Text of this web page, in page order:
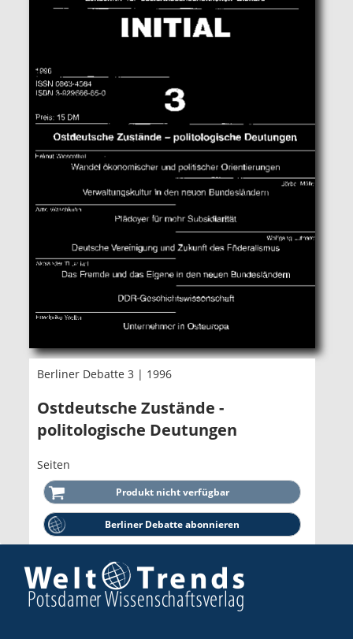
Berliner Debatte 3 | 1996
Ostdeutsche Zustände -
politologische Deutungen
Seiten
Berliner Debatte abonnieren